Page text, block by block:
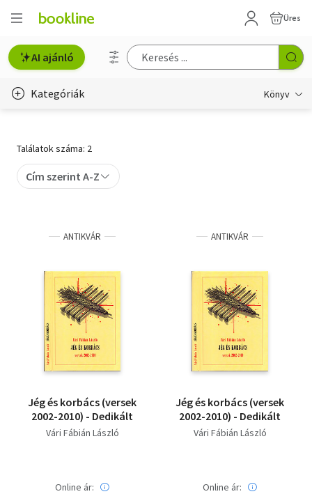
Üres
AI ajánló
Kategóriák Könyv
Gyermek- és ifjúsági
Művészet
Szakkönyv
Szótár, nyelvkönyv
Tankönyv, segédkönyv
Társadalomtudomány
Természettudomány
Találatok száma: 2
Cím szerint A-Z
ANTIKVÁR
Jég és korbács (versek
2002-2010) - Dedikált
Vári Fábián László
Online ár:
ANTIKVÁR
Jég és korbács (versek
2002-2010) - Dedikált
Vári Fábián László
Online ár: